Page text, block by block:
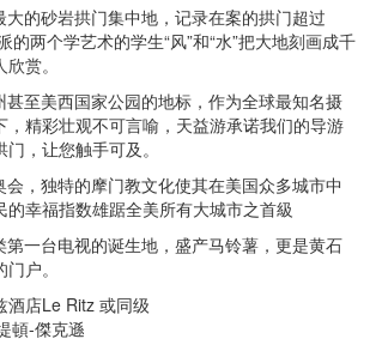
的砂岩拱门集中地，记录在案的拱门超过
的两个学艺术的学生“风”和“水”把大地刻画成千
赏。
至美西国家公园的地标，作为全球最知名摄
，精彩壮观不可言喻，天益游承诺我们的导游
，让您触手可及。
，独特的摩门教文化使其在美国众多城市中
的幸福指数雄踞全美所有大城市之首級
一台电视的诞生地，盛产马铃薯，更是黄石
户。
酒店Le Ritz 或同级
頓-傑克遜